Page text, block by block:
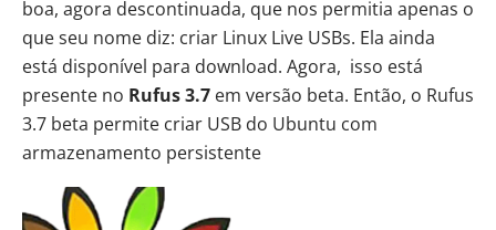
boa, agora descontinuada, que nos permitia apenas o
que seu nome diz: criar Linux Live USBs. Ela ainda
está disponível para download. Agora, isso está
presente no Rufus 3.7 em versão beta. Então, o Rufus
3.7 beta permite criar USB do Ubuntu com
armazenamento persistente